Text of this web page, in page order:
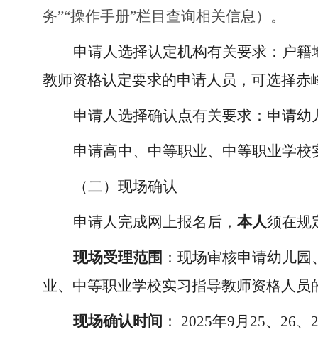
务”“操作手册”栏目查询相关信息）。
申请人选择认定机构有关要求：户
教师资格认定要求的申请人员，可选择
申请人选择确认点有关要求：申请
申请高中、中等职业、中等职业学
（二）现场确认
申请人完成网上报名后， 本人须在规
现场受理范围 ：现场审核申请幼儿
业、中等职业学校实习指导教师资格人员
现场确认时间 ： 2025年9月25、26、